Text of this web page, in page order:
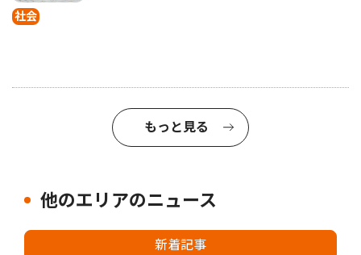
社会
もっと見る
他のエリアのニュース
新着記事